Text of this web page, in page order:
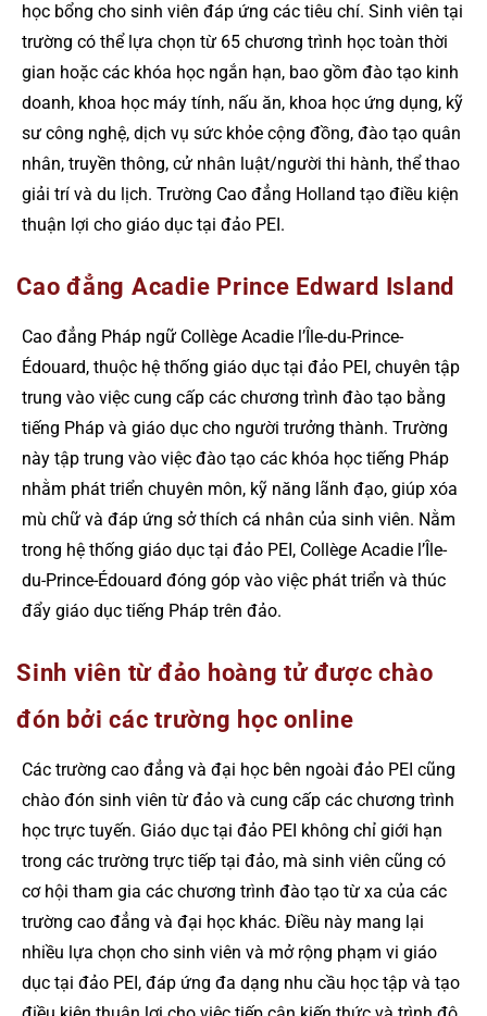
học bổng cho sinh viên đáp ứng các tiêu chí. Sinh viên tại
trường có thể lựa chọn từ 65 chương trình học toàn thời
gian hoặc các khóa học ngắn hạn, bao gồm đào tạo kinh
doanh, khoa học máy tính, nấu ăn, khoa học ứng dụng, kỹ
sư công nghệ, dịch vụ sức khỏe cộng đồng, đào tạo quân
nhân, truyền thông, cử nhân luật/người thi hành, thể thao
giải trí và du lịch. Trường Cao đẳng Holland tạo điều kiện
thuận lợi cho giáo dục tại đảo PEI.
Cao đẳng Acadie Prince Edward Island
Cao đẳng Pháp ngữ Collège Acadie l’Île-du-Prince-
Édouard, thuộc hệ thống giáo dục tại đảo PEI, chuyên tập
trung vào việc cung cấp các chương trình đào tạo bằng
tiếng Pháp và giáo dục cho người trưởng thành. Trường
này tập trung vào việc đào tạo các khóa học tiếng Pháp
nhằm phát triển chuyên môn, kỹ năng lãnh đạo, giúp xóa
mù chữ và đáp ứng sở thích cá nhân của sinh viên. Nằm
trong hệ thống giáo dục tại đảo PEI, Collège Acadie l’Île-
du-Prince-Édouard đóng góp vào việc phát triển và thúc
đẩy giáo dục tiếng Pháp trên đảo.
Sinh viên từ đảo hoàng tử được chào
đón bởi các trường học online
Các trường cao đẳng và đại học bên ngoài đảo PEI cũng
chào đón sinh viên từ đảo và cung cấp các chương trình
học trực tuyến. Giáo dục tại đảo PEI không chỉ giới hạn
trong các trường trực tiếp tại đảo, mà sinh viên cũng có
cơ hội tham gia các chương trình đào tạo từ xa của các
trường cao đẳng và đại học khác. Điều này mang lại
nhiều lựa chọn cho sinh viên và mở rộng phạm vi giáo
dục tại đảo PEI, đáp ứng đa dạng nhu cầu học tập và tạo